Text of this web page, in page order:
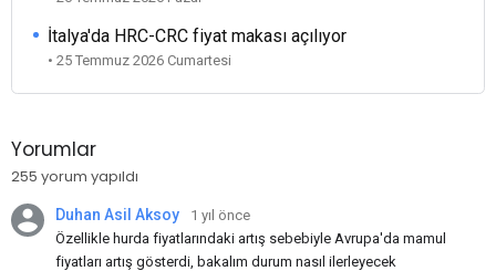
İtalya'da HRC-CRC fiyat makası açılıyor
• 25 Temmuz 2026 Cumartesi
Yorumlar
255 yorum yapıldı
Duhan Asil Aksoy
1 yıl önce
Özellikle hurda fiyatlarındaki artış sebebiyle Avrupa'da mamul
fiyatları artış gösterdi, bakalım durum nasıl ilerleyecek